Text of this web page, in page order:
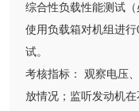
综合性负载性能测试（
使用负载箱对机组进
试。
考核指标： 观察电压
放情况；监听发动机在